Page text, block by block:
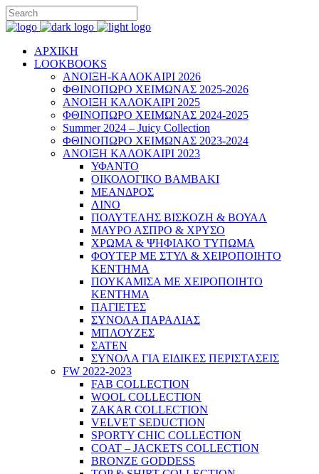
ΑΡΧΙΚΗ
LOOKBOOKS
ΑΝΟΙΞΗ-ΚΑΛΟΚΑΙΡΙ 2026
ΦΘΙΝΟΠΩΡΟ ΧΕΙΜΩΝΑΣ 2025-2026
ΑΝΟΙΞΗ ΚΑΛΟΚΑΙΡΙ 2025
ΦΘΙΝΟΠΩΡΟ ΧΕΙΜΩΝΑΣ 2024-2025
Summer 2024 – Juicy Collection
ΦΘΙΝΟΠΩΡΟ ΧΕΙΜΩΝΑΣ 2023-2024
ΑΝΟΙΞΗ ΚΑΛΟΚΑΙΡΙ 2023
ΥΦΑΝΤΟ
ΟΙΚΟΛΟΓΙΚΟ ΒΑΜΒΑΚΙ
ΜΕΑΝΔΡΟΣ
ΛΙΝΟ
ΠΟΛΥΤΕΛΗΣ ΒΙΣΚΟΖΗ & ΒΟΥΑΛ
ΜΑΥΡΟ ΑΣΠΡΟ & ΧΡΥΣΟ
ΧΡΩΜΑ & ΨΗΦΙΑΚΟ ΤΥΠΩΜΑ
ΦΟΥΤΕΡ ΜΕ ΣΤΥΛ & ΧΕΙΡΟΠΟΙΗΤΟ
ΚΕΝΤΗΜΑ
ΠΟΥΚΑΜΙΣΑ ΜΕ ΧΕΙΡΟΠΟΙΗΤΟ
ΚΕΝΤΗΜΑ
ΠΑΓΙΕΤΕΣ
ΣΥΝΟΛΑ ΠΑΡΑΛΙΑΣ
ΜΠΛΟΥΖΕΣ
ΣΑΤΕΝ
ΣΥΝΟΛΑ ΓΙΑ ΕΙΔΙΚΕΣ ΠΕΡΙΣΤΑΣΕΙΣ
FW 2022-2023
FAB COLLECTION
WOOL COLLECTION
ZAKAR COLLECTION
VELVET SEDUCTION
SPORTY CHIC COLLECTION
COAT – JACKETS COLLECTION
BRONZE GODDESS